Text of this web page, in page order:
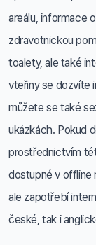
areálu, informace
zdravotnickou
toalety, ale také
vteřiny se dozvíte
můžete se také
ukázkách. Pokud
prostřednictvím
dostupné v offline
ale zapotřebí
české, tak i